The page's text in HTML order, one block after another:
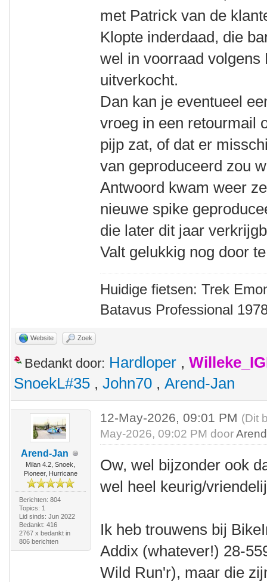
met Patrick van de
Klopte inderdaad, die
wel in voorraad
uitverkocht.
Dan kan je eventueel
vroeg in een retourmail
pijp zat, of dat er
van geproduceerd zou
Antwoord kwam weer
nieuwe spike
die later dit jaar
Valt gelukkig nog door
Huidige fietsen: Trek
Batavus Professional
Website Zoek
Bedankt door: Hardloper ,
SnoekL#35 , John70 , Arend-Jan
Arend-Jan
Milan 4.2, Snoek,
Pioneer, Hurricane
Berichten: 804
Topics: 1
Lid sinds: Jun 2022
Bedankt: 416
2767 x bedankt in
806 berichten
12-May-2026, 09:01 PM (Dit
May-2026, 09:02 PM door
Ow, wel bijzonder ook
wel heel keurig/
Ik heb trouwens bij
Addix (whatever!) 28-
Wild Run'r), maar die